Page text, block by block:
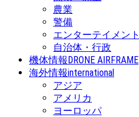
農業
警備
エンターテイメント
自治体・行政
機体情報DRONE AIRFRAME
海外情報international
アジア
アメリカ
ヨーロッパ